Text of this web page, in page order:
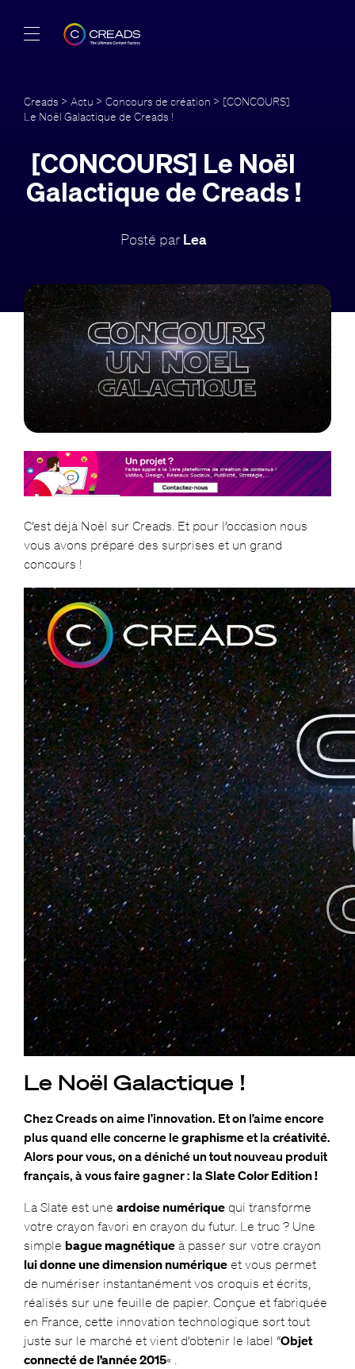
Offres
À propos
Guide
FR
Creads > Actu > Concours de création > [CONCOURS]
Le Noël Galactique de Creads !
[CONCOURS] Le Noël
Galactique de Creads !
Posté par Lea
C’est déjà Noël sur Creads. Et pour l’occasion nous
vous avons préparé des surprises et un grand
concours !
Le Noël Galactique !
Chez Creads on aime l’innovation. Et on l’aime encore
plus quand elle concerne legraphismeet la créativité.
Alors pour vous, on a déniché un tout nouveau produit
français, à vous faire gagner : la Slate Color Edition !
La Slate est une ardoise numériquequi transforme
votre crayon favori en crayon du futur. Le truc ? Une
simple bague magnétiqueà passer sur votre crayon
lui donne une dimension numériqueet vous permet
de numériser instantanément vos croquis et écrits,
réalisés sur une feuille de papier. Conçue et fabriquée
en France, cette innovation technologique sort tout
juste sur le marché et vient d’obtenir le label “Objet
connecté de l’année 2015« .